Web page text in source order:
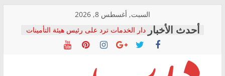
content
السبت, أغسطس 8, 2026
دار الخدمات ترد على رئيس هيئة التأمينات
بعد مؤتمره الصحفي: إنكار الأزمة لا ينهي
معاناة أصحاب المعاشات.. ونطالب بكشف
فرحات سليمان يكتب: القطاع الصحي إلى